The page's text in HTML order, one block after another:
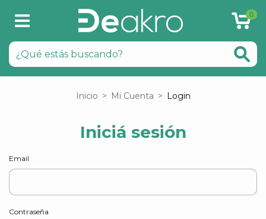
0
Inicio > Mi Cuenta > Login
Iniciá sesión
Email
Contraseña